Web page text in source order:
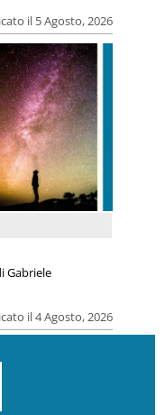
il 5 Agosto, 2026
il 4 Agosto, 2026
Gabriele